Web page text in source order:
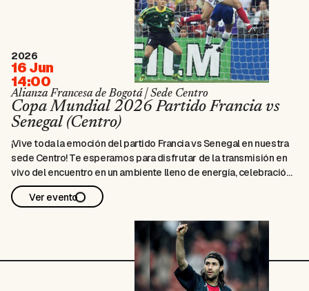
2026
16 Jun
14:00
Alianza Francesa de Bogotá | Sede Centro
Copa Mundial 2026 Partido Francia vs
Senegal (Centro)
¡Vive toda la emoción del partido Francia vs Senegal en nuestra
sede Centro! Te esperamos para disfrutar de la transmisión en
vivo del encuentro en un ambiente lleno de energía, celebración
y pasión por el fútbol y la francofonía. Apoya a tu selección
favorita y vive el Mundial en un …
Ver evento